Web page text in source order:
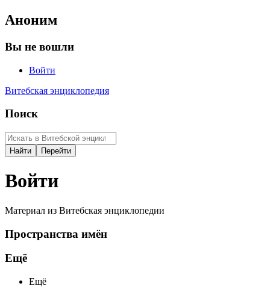
Аноним
Вы не вошли
Войти
Витебская энциклопедия
Поиск
Войти
Материал из Витебская энциклопедии
Пространства имён
Ещё
Ещё